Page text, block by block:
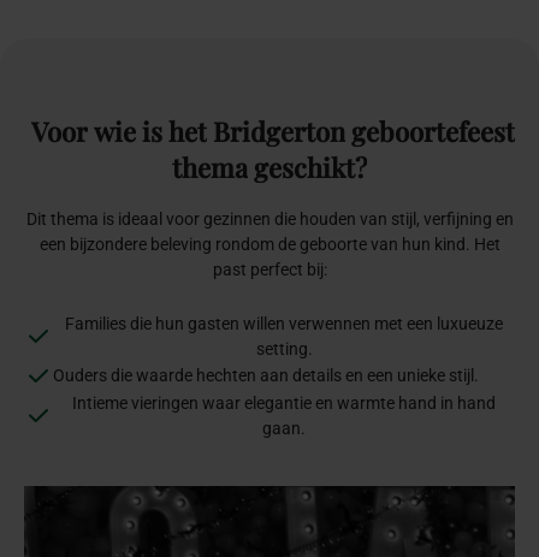
Voorwie ishet Bridgerton geboortefeest
thema geschikt?
Dit thema is ideaal voor gezinnen die houden van stijl, verfijning en
een bijzondere beleving rondom de geboorte van hun kind. Het
past perfect bij:
Families die hun gasten willen verwennen met een luxueuze
setting.
Ouders die waarde hechten aan details en een unieke stijl.
Intieme vieringen waar elegantie en warmte hand in hand
gaan.